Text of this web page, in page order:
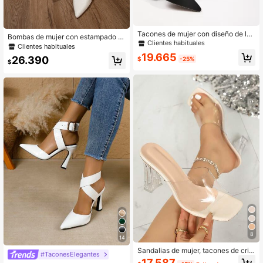
Bombas de mujer con estampado d
e cocodrilo blanco, bombas de tacó
rreas, elegantes
Clientes habituales
$26.390
14
#TaconesElegantes
Tacones de mujer con diseño de laz
o en la pierna de ante artificial negr
da y correas, elegantes para fiesta
Clientes habituales
$19.665 -25%
8
Sandalias de mujer, tacones de crist
al transparente estilo hada, sandali